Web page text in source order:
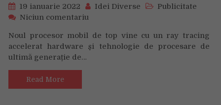
19 ianuarie 2022 Idei Diverse
Publicitate
Niciun comentariu
lansează
procesorul
Noul procesor mobil de top vine cu un ray tracing
accelerat hardware și tehnologie de procesare de
ultimă generație de…
Read More